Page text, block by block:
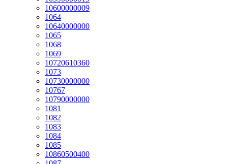
10600000009
1064
10640000000
1065
1068
1069
10720610360
1073
10730000000
10767
10790000000
1081
1082
1083
1084
1085
10860500400